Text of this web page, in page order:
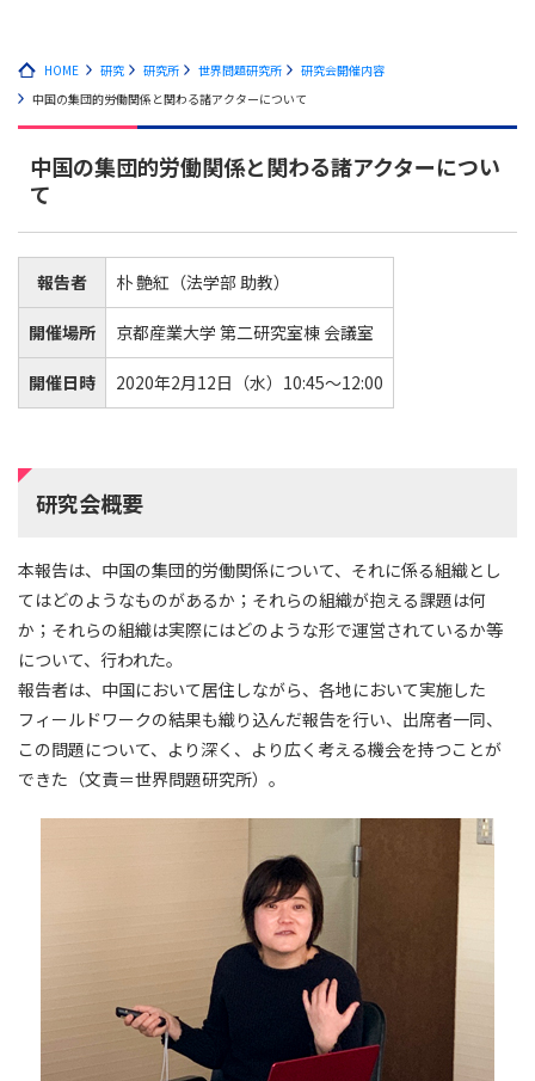
HOME 研究 研究所 世界問題研究所
研究会開催内容
中国の集団的労働関係と関わる諸アクターについて
中国の集団的労働関係と関わる諸アクターについ
て
報告者 朴 艶紅（法学部 助教）
開催場所 京都産業大学 第二研究室棟 会議室
開催日時 2020年2月12日（水）10:45～12:00
研究会概要
本報告は、中国の集団的労働関係について、それに係る組織とし
てはどのようなものがあるか；それらの組織が抱える課題は何
か；それらの組織は実際にはどのような形で運営されているか等
について、行われた。
報告者は、中国において居住しながら、各地において実施した
フィールドワークの結果も織り込んだ報告を行い、出席者一同、
この問題について、より深く、より広く考える機会を持つことが
できた（文責＝世界問題研究所）。